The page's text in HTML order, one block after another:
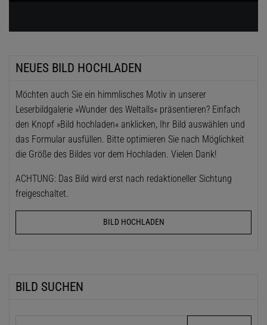
NEUES BILD HOCHLADEN
Möchten auch Sie ein himmlisches Motiv in unserer
Leserbildgalerie »Wunder des Weltalls« präsentieren? Einfach
den Knopf »Bild hochladen« anklicken, Ihr Bild auswählen und
das Formular ausfüllen. Bitte optimieren Sie nach Möglichkeit
die Größe des Bildes vor dem Hochladen. Vielen Dank!
ACHTUNG: Das Bild wird erst nach redaktioneller Sichtung
freigeschaltet.
BILD HOCHLADEN
BILD SUCHEN